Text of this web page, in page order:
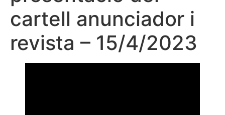
cartell anunciador i
revista – 15/4/2023